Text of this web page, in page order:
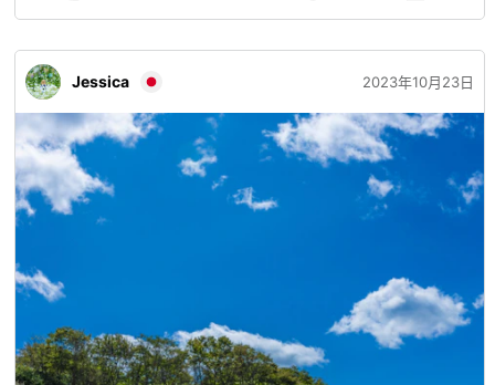
Jessica 2023年10月23日